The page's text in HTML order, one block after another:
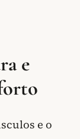
e
e o